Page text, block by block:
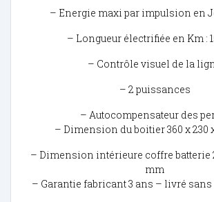
– Energie maxi par impulsion en
– Longueur électrifiée en Km :
– Contrôle visuel de la
– 2 puissances
– Autocompensateur des
– Dimension du boitier 360 x 230
– Dimension intérieure coffre batterie
mm
– Garantie fabricant 3 ans – livré